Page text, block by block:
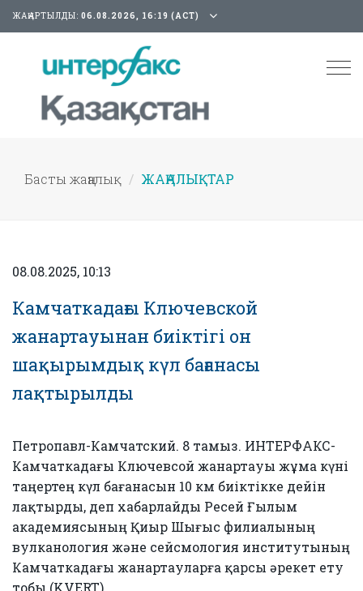
ЖАҢАРТЫЛДЫ: 06.08.2026, 16:19 (АСТ)
Басты жаңалық ЖАҢАЛЫҚТАР
08.08.2025, 10:13
Камчаткадағы Ключевской
жанартауынан биіктігі он
шақырымдық күл бағанасы
лақтырылды
Петропавл-Камчатский. 8 тамыз. ИНТЕРФАКС-
Камчаткадағы Ключевсой жанартауы жұма күні
таңертең күл бағанасын 10 км биіктікке дейін
лақтырды, деп хабарлайды Ресей Ғылым
академиясының Қиыр Шығыс филиалының
вулканология және сейсмология институтының
Камчаткадағы жанартауларға қарсы әрекет ету
тобы (KVERT).